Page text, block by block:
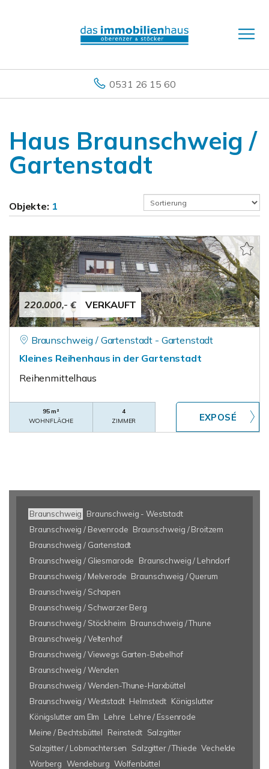
0531 26 15 60
Haus Braunschweig /
Gartenstadt
Objekte: 1
220.000,- € VERKAUFT
Braunschweig / Gartenstadt - Gartenstadt
Kleines Reihenhaus in der Gartenstadt
Reihenmittelhaus
95 m²
WOHNFLÄCHE
4
ZIMMER
Braunschweig
Braunschweig - Weststadt
Braunschweig / Bevenrode Braunschweig / Broitzem
Braunschweig / Gartenstadt
Braunschweig / Gliesmarode
Braunschweig / Lehndorf
Braunschweig / Melverode Braunschweig / Querum
Braunschweig / Schapen
Braunschweig / Schwarzer Berg
Braunschweig / Stöckheim Braunschweig / Thune
Braunschweig / Veltenhof
Braunschweig / Viewegs Garten-Bebelhof
Braunschweig / Wenden
Braunschweig / Wenden-Thune-Harxbüttel
Braunschweig / Weststadt Helmstedt Königslutter
Königslutter am Elm
Lehre Lehre / Essenrode
Meine / Bechtsbüttel
Reinstedt Salzgitter
Salzgitter / Lobmachtersen
Salzgitter / Thiede Vechelde
Warberg Wendeburg Wolfenbüttel